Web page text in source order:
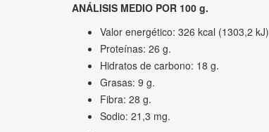
ANÁLISIS MEDIO POR 100 g.
Valor energético: 326 kcal (1303,2 kJ)
Proteínas: 26 g.
Hidratos de carbono: 18 g.
Grasas: 9 g.
Fibra: 28 g.
Sodio: 21,3 mg.